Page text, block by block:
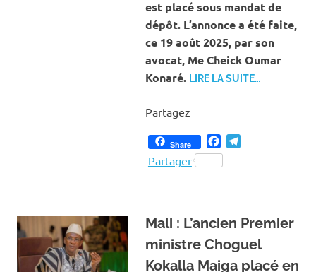
est placé sous mandat de
dépôt. L’annonce a été faite,
ce 19 août 2025, par son
avocat, Me Cheick Oumar
Konaré. LIRE LA SUITE…
Partagez
Share Facebook
Partager
‎Mali : L’ancien Premier
ministre Choguel
Kokalla Maiga placé en